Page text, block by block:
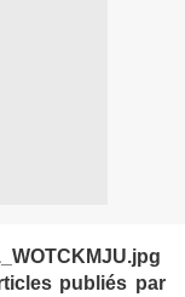
publiés par